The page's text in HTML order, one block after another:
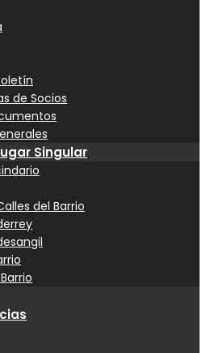
de Socios
Singular
del Barrio